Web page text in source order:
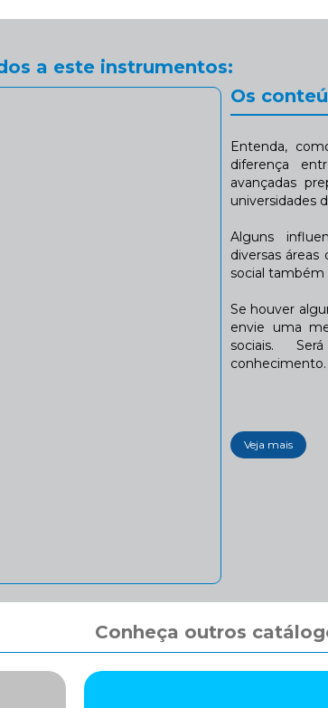
a este instrumentos:
Os
Entenda,
diferença
avançadas
universidades
Alguns
diversas
social também
Se houver
envie uma
sociais.
conhecimento.
Veja mais
Conheça outros